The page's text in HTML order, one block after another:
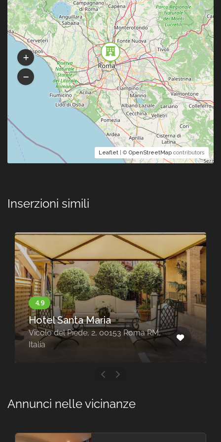
Leaflet | © OpenStreetMap contributors
Inserzioni simili
Hotel Santa Maria
Vicolo del Piede, 2, 00153 Roma RM,
Italia
Annunci nelle vicinanze